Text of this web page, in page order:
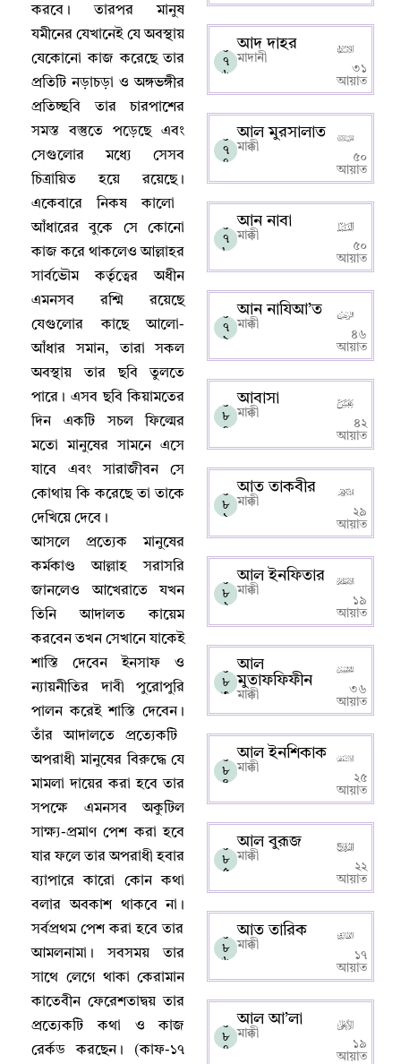
করবে । তারপর মানুষ
যমীনের যেখানেই যে অবস্থায়
যেকোনো কাজ করেছে তার
প্রতিটি নড়াচড়া ও অঙ্গভঙ্গীর
প্রতিচ্ছবি তার চারপাশের
সমস্ত বস্তুতে পড়েছে এবং
সেগুলোর মধ্যে সেসব
চিত্রায়িত হয়ে রয়েছে।
একেবারে নিকষ কালো
আঁধারের বুকে সে কোনো
কাজ করে থাকলেও আল্লাহর
সার্বভৌম কর্তৃত্বের অধীন
এমনসব রশ্মি রয়েছে
যেগুলোর কাছে আলো-
আঁধার সমান,তারা সকল
অবস্থায় তার ছবি তুলতে
পারে । এসব ছবি কিয়ামতের
দিন একটি সচল ফিল্মের
মতো মানুষের সামনে এসে
যাবে এবং সারাজীবন সে
কোথায় কি করেছে তা তাকে
দেখিয়ে দেবে ।
আসলে প্রত্যেক মানুষের
কর্মকাণ্ড আল্লাহ‌ সরাসরি
জানলেও আখেরাতে যখন
তিনি আদালত কায়েম
করবেন তখন সেখানে যাকেই
শাস্তি দেবেন ইনসাফ ও
ন্যায়নীতির দাবী পুরোপুরি
পালন করেই শাস্তি দেবেন ।
তাঁর আদালতে প্রত্যেকটি
অপরাধী মানুষের বিরুদ্ধে যে
মামলা দায়ের করা হবে তার
সপক্ষে এমনসব অকুটিল
সাক্ষ্য-প্রমাণ পেশ করা হবে
যার ফলে তার অপরাধী হবার
ব্যাপারে কারো কোন কথা
বলার অবকাশ থাকবে না ।
সর্বপ্রথম পেশ করা হবে তার
আমলনামা । সবসময় তার
সাথে লেগে থাকা কেরামান
কাতেবীন ফেরেশতাদ্বয় তার
প্রত্যেকটি কথা ও কাজ
রের্কড করছেন।
(কাফ-১৭
০
৭
৬
আদ দাহর
মাদানী
৩১
আয়াত
০
৭
৭
আল মুরসালাত
মাক্কী
৫০
আয়াত
০
৭
৮
আন নাবা
মাক্কী
৫০
আয়াত
০
৭
৯
আন নাযিআ’ত
মাক্কী
৪৬
আয়াত
০
৮
০
আবাসা
মাক্কী
৪২
আয়াত
০
৮
১
আত তাকবীর
মাক্কী
২৯
আয়াত
০
৮
২
আল ইনফিতার
মাক্কী
১৯
আয়াত
০
৮
৩
আল
মুতাফফিফীন
মাক্কী
৩৬
আয়াত
০
৮
৪
আল ইনশিকাক
মাক্কী
২৫
আয়াত
০
৮
৫
আল বুরূজ
মাক্কী
২২
আয়াত
০
৮
৬
আত তারিক
মাক্কী
১৭
আয়াত
০
৮
৭
আল আ’লা
মাক্কী
১৯
আয়াত